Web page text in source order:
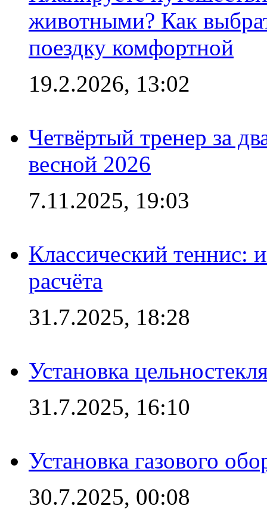
животными? Как
поездку комфортной
19.2.2026, 13:02
Четвёртый тренер за
весной 2026
7.11.2025, 19:03
Классический теннис:
расчёта
31.7.2025, 18:28
Установка
31.7.2025, 16:10
Установка газового
30.7.2025, 00:08